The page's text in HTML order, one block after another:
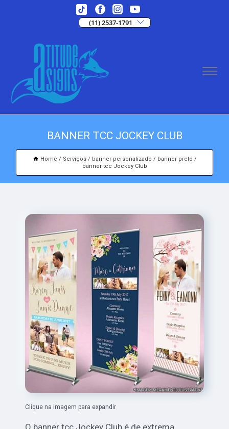
(11) 2537-1791
BANNER TCC JOCKEY CLUB
Home Serviços banner personalizado
banner preto
banner tcc Jockey Club
Clique na imagem para expandir